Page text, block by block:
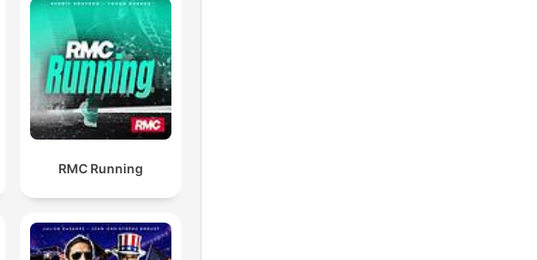
RMC Running